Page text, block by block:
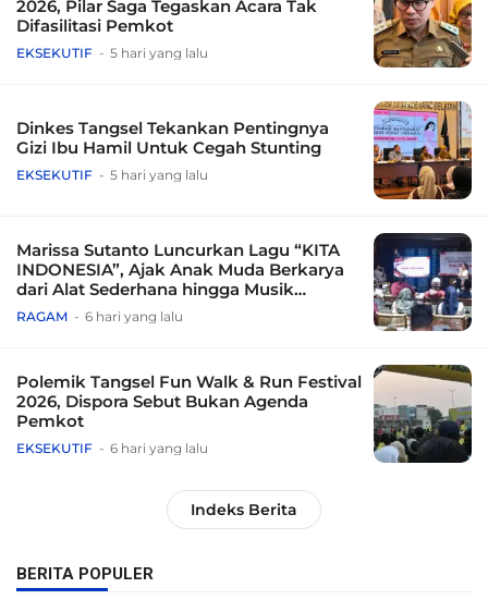
2026, Pilar Saga Tegaskan Acara Tak
Difasilitasi Pemkot
EKSEKUTIF 5 hari yang lalu
Dinkes Tangsel Tekankan Pentingnya
Gizi Ibu Hamil Untuk Cegah Stunting
EKSEKUTIF 5 hari yang lalu
Marissa Sutanto Luncurkan Lagu “KITA
INDONESIA”, Ajak Anak Muda Berkarya
dari Alat Sederhana hingga Musik
Tradisional
RAGAM 6 hari yang lalu
Polemik Tangsel Fun Walk & Run Festival
2026, Dispora Sebut Bukan Agenda
Pemkot
EKSEKUTIF 6 hari yang lalu
Indeks Berita
BERITA POPULER